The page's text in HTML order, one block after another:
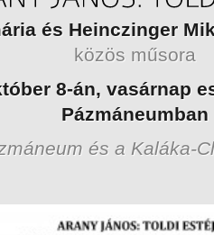
és Heinczinger
közös műsora
8-án, vasárnap
Pázmáneumban
és a Kaláka-